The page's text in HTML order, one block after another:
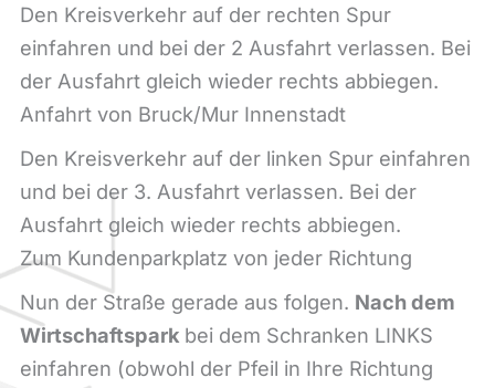
Den Kreisverkehr auf der rechten Spur
einfahren und bei der 2 Ausfahrt verlassen. Bei
der Ausfahrt gleich wieder rechts abbiegen.
Anfahrt von Bruck/Mur Innenstadt
Den Kreisverkehr auf der linken Spur einfahren
und bei der 3. Ausfahrt verlassen. Bei der
Ausfahrt gleich wieder rechts abbiegen.
Zum Kundenparkplatz von jeder Richtung
Nun der Straße gerade aus folgen. Nach dem
Wirtschaftspark bei dem Schranken LINKS
einfahren (obwohl der Pfeil in Ihre Richtung